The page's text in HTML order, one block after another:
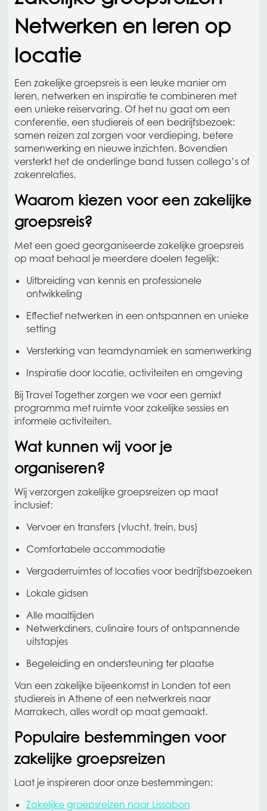
Netwerken en leren op
locatie
Een zakelijke groepsreis is een leuke manier om
leren, netwerken en inspiratie te combineren met
een unieke reiservaring. Of het nu gaat om een
conferentie, een studiereis of een bedrijfsbezoek:
samen reizen zal zorgen voor verdieping, betere
samenwerking en nieuwe inzichten. Bovendien
versterkt het de onderlinge band tussen collega’s of
zakenrelaties.
Waarom kiezen voor een zakelijke
groepsreis?
Met een goed georganiseerde zakelijke groepsreis
op maat behaal je meerdere doelen tegelijk:
Uitbreiding van kennis en professionele
ontwikkeling
Effectief netwerken in een ontspannen en unieke
setting
Versterking van teamdynamiek en samenwerking
Inspiratie door locatie, activiteiten en omgeving
Bij Travel Together zorgen we voor een gemixt
programma met ruimte voor zakelijke sessies en
informele activiteiten.
Wat kunnen wij voor je
organiseren?
Wij verzorgen zakelijke groepsreizen op maat
inclusief:
Vervoer en transfers (vlucht, trein, bus)
Comfortabele accommodatie
Vergaderruimtes of locaties voor bedrijfsbezoeken
Lokale gidsen
Alle maaltijden
Netwerkdiners, culinaire tours of ontspannende
uitstapjes
Begeleiding en ondersteuning ter plaatse
Van een zakelijke bijeenkomst in Londen tot een
studiereis in Athene of een netwerkreis naar
Marrakech, alles wordt op maat gemaakt.
Populaire bestemmingen voor
zakelijke groepsreizen
Laat je inspireren door onze bestemmingen:
Zakelijke groepsreizen naar Lissabon